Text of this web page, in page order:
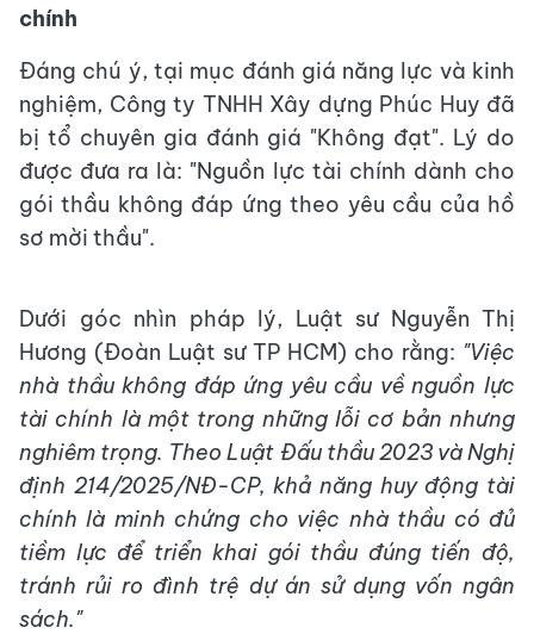
chính
Đáng chú ý, tại mục đánh giá năng lực và kinh
nghiệm, Công ty TNHH Xây dựng Phúc Huy đã
bị tổ chuyên gia đánh giá "Không đạt". Lý do
được đưa ra là: "Nguồn lực tài chính dành cho
gói thầu không đáp ứng theo yêu cầu của hồ
sơ mời thầu".
Dưới góc nhìn pháp lý, Luật sư Nguyễn Thị
Hương (Đoàn Luật sư TP HCM) cho rằng: "Việc
nhà thầu không đáp ứng yêu cầu về nguồn lực
tài chính là một trong những lỗi cơ bản nhưng
nghiêm trọng. Theo Luật Đấu thầu 2023 và Nghị
định 214/2025/NĐ-CP, khả năng huy động tài
chính là minh chứng cho việc nhà thầu có đủ
tiềm lực để triển khai gói thầu đúng tiến độ,
tránh rủi ro đình trệ dự án sử dụng vốn ngân
sách."